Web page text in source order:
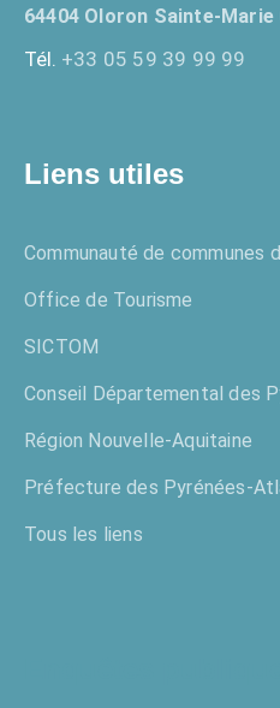
64404 Oloron Sainte-Marie
Tél. +33 05 59 39 99 99
Liens utiles
Communauté de communes
Office de Tourisme
SICTOM
Conseil Départemental des
Région Nouvelle-Aquitaine
Préfecture des Pyrénées-
Tous les liens